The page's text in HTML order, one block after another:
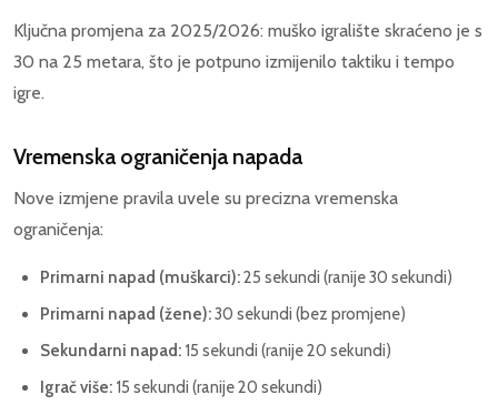
Ključna promjena za 2025/2026: muško igralište skraćeno je s
30 na 25 metara, što je potpuno izmijenilo taktiku i tempo
igre.
Vremenska ograničenja napada
Nove izmjene pravila uvele su precizna vremenska
ograničenja:
Primarni napad (muškarci):25 sekundi (ranije 30 sekundi)
Primarni napad (žene):30 sekundi (bez promjene)
Sekundarni napad: 15 sekundi (ranije 20 sekundi)
Igrač više: 15 sekundi (ranije 20 sekundi)